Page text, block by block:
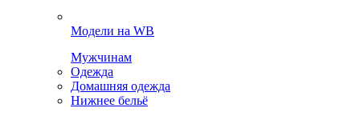
Модели на WB
Мужчинам
Одежда
Домашняя одежда
Нижнее бельё